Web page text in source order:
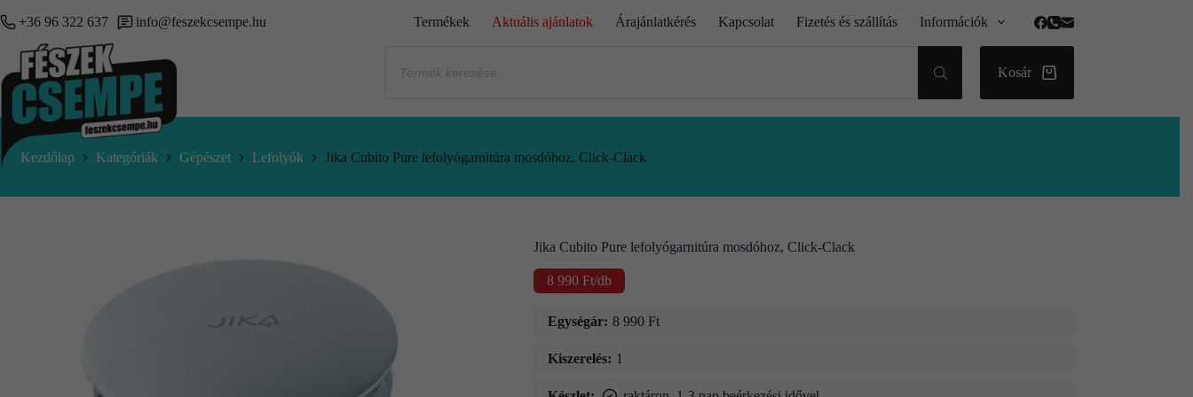
+36 96 322 637 info@feszekcsempe.hu Termékek Aktuális ajánlatok Árajánlatkérés Kapcsolat Fizetés és szállítás Információk
Kosár
Kezdőlap Kategóriák Gépészet Lefolyók Jika Cubito Pure lefolyógarnitúra mosdóhoz, Click-Clack
Jika Cubito Pure lefolyógarnitúra mosdóhoz, Click-Clack
8 990 Ft/db
Egységár: 8 990 Ft
Kiszerelés: 1